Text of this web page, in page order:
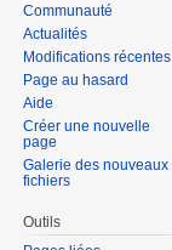
Communauté
Actualités
Modifications récentes
Page au hasard
Aide
Créer une nouvelle
page
Galerie des nouveaux
fichiers
Outils